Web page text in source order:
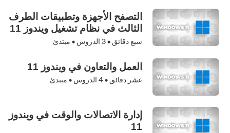
التصفح الأجهزة وتطبيقات الطرف
الثالث في نظام تشغيل ويندوز 11
سبع دقائق •3 الدروس • مبتدئ
العمل والتعاون في ويندوز 11
عشر دقائق •4 الدروس • مبتدئ
إدارة الاتصالات والوقت في ويندوز
11